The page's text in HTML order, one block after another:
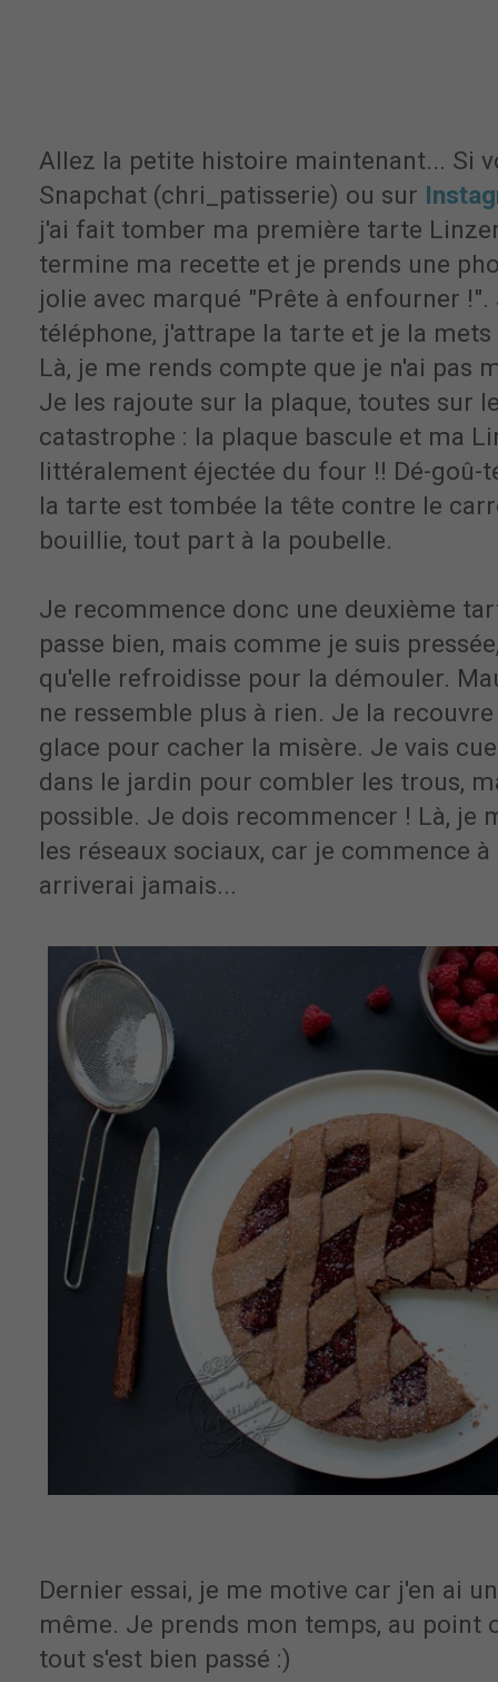
Allez la petite histoire maintenant... Si
Snapchat (chri_patisserie) ou sur
j'ai fait tomber ma première tarte
termine ma recette et je prends une
jolie avec marqué "Prête à enfourner
téléphone, j'attrape la tarte et je la
Là, je me rends compte que je n'ai pas
Je les rajoute sur la plaque, toutes sur
catastrophe : la plaque bascule et ma
littéralement éjectée du four !! Dé-goû-
la tarte est tombée la tête contre le
bouillie, tout part à la poubelle.
Je recommence donc une deuxième
passe bien, mais comme je suis
qu'elle refroidisse pour la démouler.
ne ressemble plus à rien. Je la
glace pour cacher la misère. Je vais
dans le jardin pour combler les trous,
possible. Je dois recommencer ! Là, je
les réseaux sociaux, car je commence
arriverai jamais...
Dernier essai, je me motive car j'en ai
même. Je prends mon temps, au point
tout s'est bien passé :)